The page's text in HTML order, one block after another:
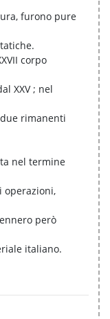
furono pure
corpo
XXV ; nel
rimanenti
nel termine
operazioni,
però
italiano.